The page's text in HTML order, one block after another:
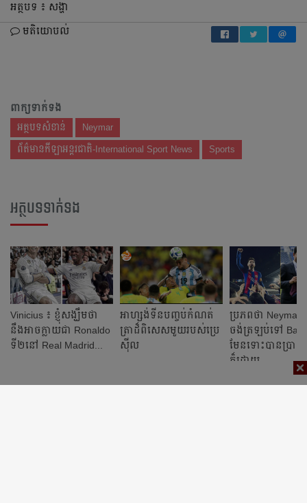
អត្ថបទ ៖ សង្ហា
មតិយោបល់
ពាក្យទាក់ទង
អត្ថបទសំខាន់ Neymar
ព័ត៌មានកីឡាអន្តរជាតិ-International Sport News Sports
អត្ថបទទាក់ទង
Vinicius ៖ ខ្ញុំ​សង្ឃឹម​ថា ​
នឹង​អាច​ក្លាយជា Ronaldo
ទី​២​នៅ Real Madrid...
អាហ្សង់ទីន​បញ្ចប់​កំណត់
ត្រា​ដ៏​ពិសេស​មួយ​របស់​ប្រេ
ស៊ីល
ប្រភព​ថា Neymar
ចង់​ត្រឡប់​ទៅ
មែន​ទោះ​បាន​ប្រាក់​
ក៏​ដោយ​​